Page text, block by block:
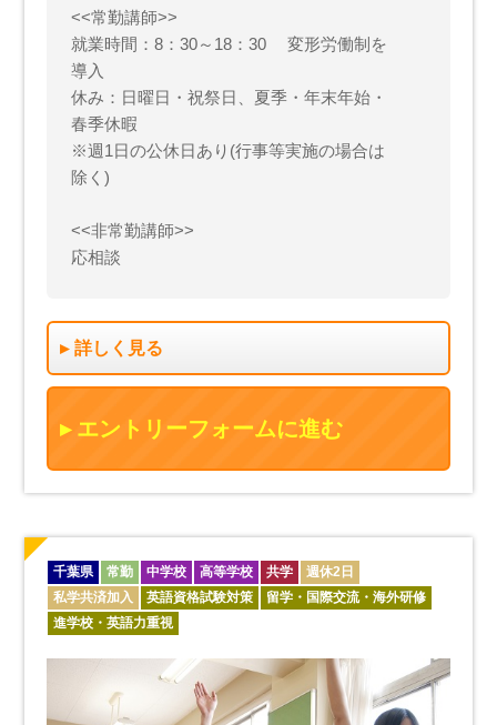
<<常勤講師>>
就業時間：8：30～18：30 変形労働制を
導入
休み：日曜日・祝祭日、夏季・年末年始・
春季休暇
※週1日の公休日あり(行事等実施の場合は
除く)
<<非常勤講師>>
応相談
詳しく見る
エントリーフォームに進む
千葉県 常勤 中学校 高等学校 共学
週休2日
私学共済加入
英語資格試験対策
留学・国際交流・海外研修
進学校・英語力重視